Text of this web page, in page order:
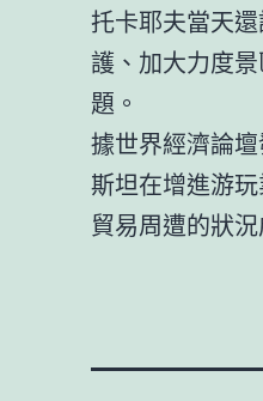
托卡耶夫當天
護、加大力度
題。
據世界經濟論
斯坦在增進游
貿易周遭的狀